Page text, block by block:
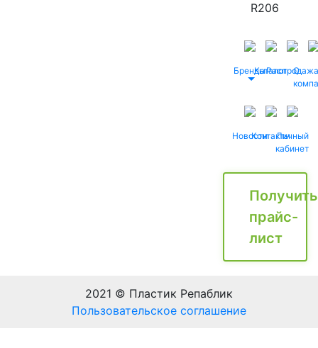
R206
БрендыКаталог
Распродажа
О
НовостиКонтактыЛичный
кабинет
Получить
прайс-
лист
2021 © Пластик Репаблик
Пользовательское соглашение